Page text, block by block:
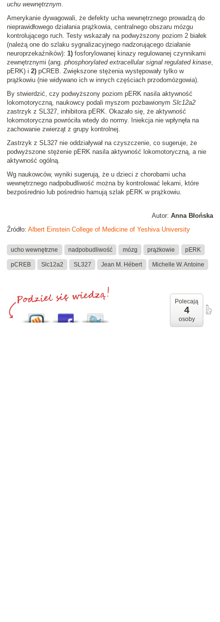
uchu wewnętrznym.
Amerykanie dywagowali, że defekty ucha wewnętrznego prowadzą do
nieprawidłowego działania prążkowia, centralnego obszaru mózgu
kontrolującego ruch. Testy wskazały na podwyższony poziom 2 białek
(należą one do szlaku sygnalizacyjnego nadzorującego działanie
neuroprzekaźników): 1) fosforylowanej kinazy regulowanej czynnikami
zewnętrznymi (ang. phosphorylated extracellular signal regulated kinase,
pERK) i 2) pCREB. Zwiększone stężenia występowały tylko w
prążkowiu (nie widywano ich w innych częściach przodomózgowia).
By stwierdzić, czy podwyższony poziom pERK nasila aktywność
lokomotoryczną, naukowcy podali myszom pozbawionym Slc12a2
zastrzyk z SL327, inhibitora pERK. Okazało się, że aktywność
lokomotoryczna powróciła wtedy do normy. Iniekcja nie wpłynęła na
zachowanie zwierząt z grupy kontrolnej.
Zastrzyk z SL327 nie oddziaływał na czyszczenie, co sugeruje, że
podwyższone stężenie pERK nasila aktywność lokomotoryczną, a nie
aktywność ogólną.
Wg naukowców, wyniki sugerują, że u dzieci z chorobami ucha
wewnętrznego nadpobudliwość można by kontrolować lekami, które
bezpośrednio lub pośrednio hamują szlak pERK w prążkowiu.
Autor: Anna Błońska
Źródło: Albert Einstein College of Medicine of Yeshiva University
ucho wewnętrzne nadpobudliwość mózg prążkowie pERK
pCREB Slc12a2 SL327 Jean M. Hébert Michelle W. Antoine
Polecają
4
osoby